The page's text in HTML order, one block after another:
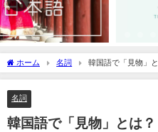
ホーム 名詞 韓国語で「見物」
名詞
韓国語で「見物」とは